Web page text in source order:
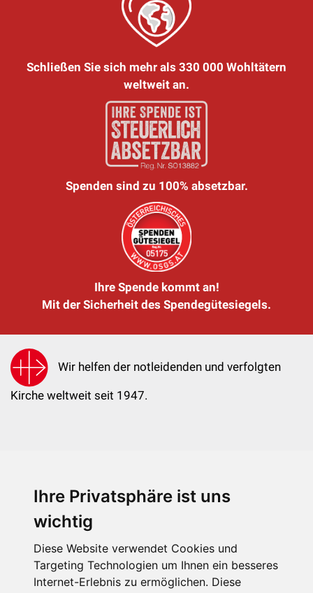
Ihre Privatsphäre ist uns
wichtig
Diese Website verwendet Cookies und
Targeting Technologien um Ihnen ein besseres
Internet-Erlebnis zu ermöglichen. Diese
Schließen Sie sich mehr als 330 000 Wohltätern
weltweit an.
Spenden sind zu 100% absetzbar.
Ihre Spende kommt an!
Mit der Sicherheit des Spendegütesiegels.
Wir helfen der notleidenden und verfolgten
Kirche weltweit seit 1947.
KIRCHE IN NOT - Österreich
kin@kircheinnot.at